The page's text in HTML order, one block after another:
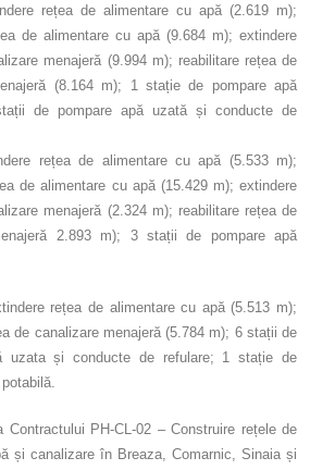
rețea de alimentare cu apă (2.619 m);
de alimentare cu apă (9.684 m); extindere
menajeră (9.994 m); reabilitare rețea de
(8.164 m); 1 stație de pompare apă
de pompare apă uzată și conducte de
rețea de alimentare cu apă (5.533 m);
de alimentare cu apă (15.429 m); extindere
menajeră (2.324 m); reabilitare rețea de
2.893 m); 3 stații de pompare apă
rețea de alimentare cu apă (5.513 m);
de canalizare menajeră (5.784 m); 6 stații de
uzata și conducte de refulare; 1 stație de
Contractului PH-CL-02 – Construire rețele de
și canalizare în Breaza, Comarnic, Sinaia și